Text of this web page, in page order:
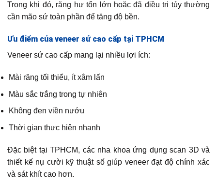
Trong khi đó, răng hư tổn lớn hoặc đã điều trị tủy thường
cần mão sứ toàn phần để tăng độ bền.
Ưu điểm của veneer sứ cao cấp tại TPHCM
Veneer sứ cao cấp mang lại nhiều lợi ích:
Mài răng tối thiểu, ít xâm lấn
Màu sắc trắng trong tự nhiên
Không đen viền nướu
Thời gian thực hiện nhanh
Đặc biệt tại TPHCM, các nha khoa ứng dụng scan 3D và
thiết kế nụ cười kỹ thuật số giúp veneer đạt độ chính xác
và sát khít cao hơn.